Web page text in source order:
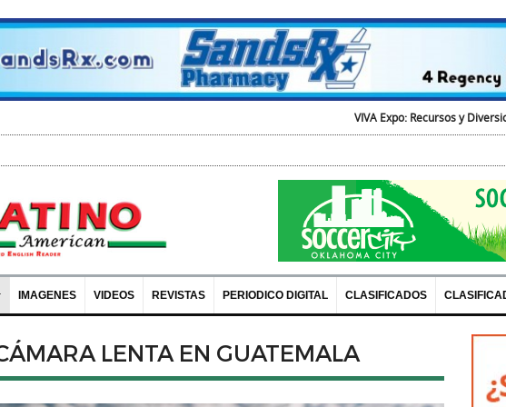
VIVA Expo: Recursos y Diversion para todos
IMAGENES VIDEOS REVISTAS PERIODICO DIGITAL CLASIFICADOS
LENTA EN GUATEMALA